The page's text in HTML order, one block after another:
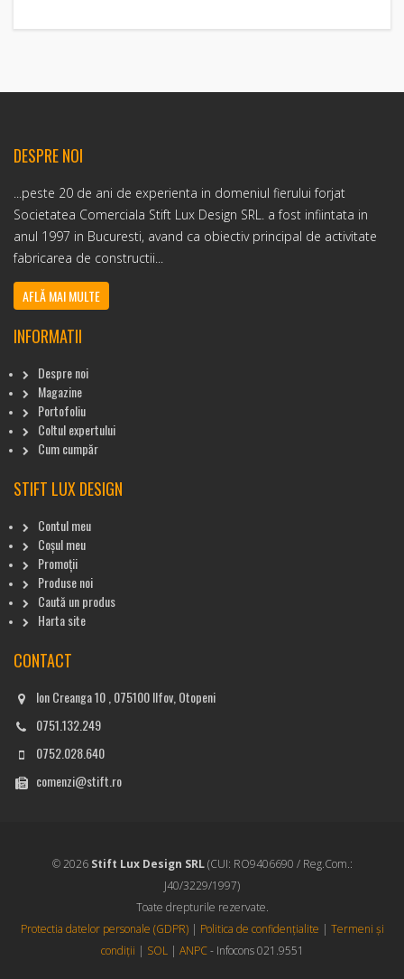
DESPRE NOI
...peste 20 de ani de experienta in domeniul fierului forjat
Societatea Comerciala Stift Lux Design SRL. a fost infiintata in
anul 1997 in Bucuresti, avand ca obiectiv principal de activitate
fabricarea de constructii...
AFLĂ MAI MULTE
INFORMATII
Despre noi
Magazine
Portofoliu
Coltul expertului
Cum cumpăr
STIFT LUX DESIGN
Contul meu
Coșul meu
Promoții
Produse noi
Caută un produs
Harta site
CONTACT
Ion Creanga 10 , 075100 Ilfov, Otopeni
0751.132.249
0752.028.640
comenzi@stift.ro
© 2026 Stift Lux Design SRL(CUI: RO9406690 / Reg.Com.:
J40/3229/1997)
Toate drepturile rezervate.
Protectia datelor personale (GDPR)| Politica de confidențialite | Termeni și
condiții | SOL| ANPC- Infocons 021.9551